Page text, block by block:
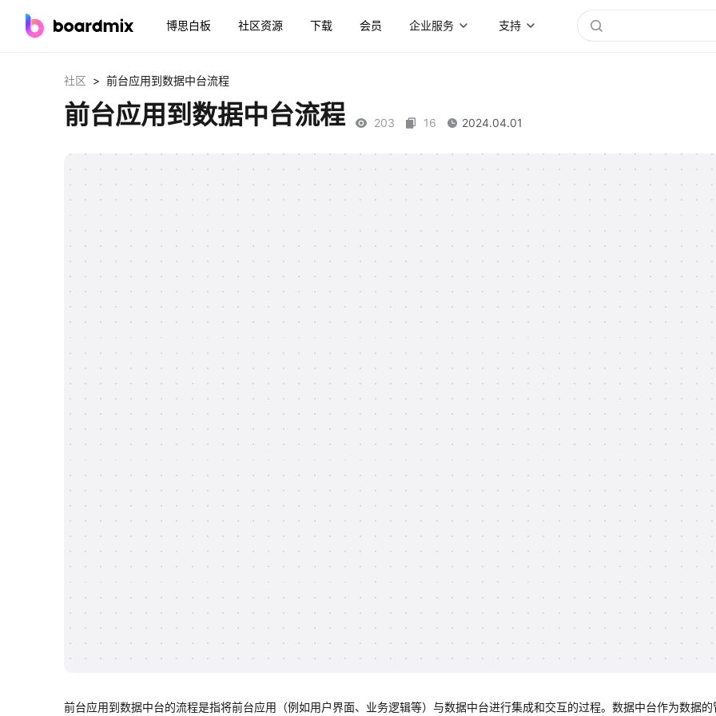
博思白板 社区资源 下载 会员 企业服务 支持
社区 > 前台应用到数据中台流程
前台应用到数据中台流程 203 16 2024.04.01
前台应用到数据中台的流程是指将前台应用（例如用户界面、业务逻辑等）与数据中台进行集成和交互的过程。数据中台作为数据的